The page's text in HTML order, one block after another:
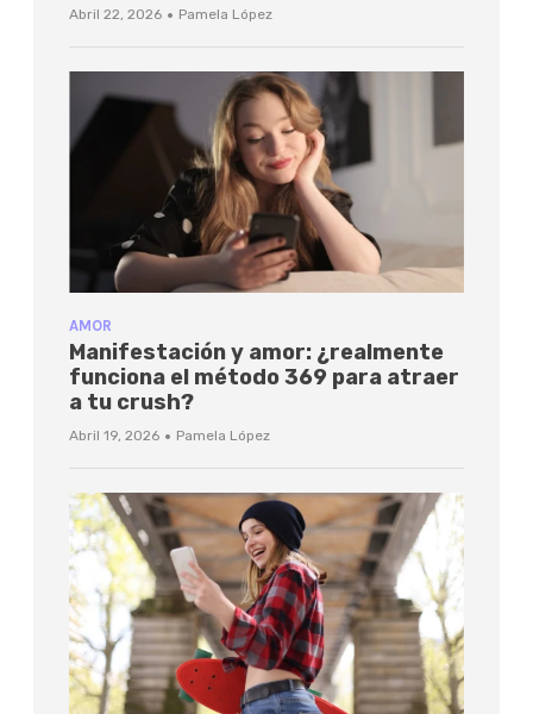
Abril 22, 2026 · Pamela López
AMOR
Manifestación y amor: ¿realmente
funciona el método 369 para atraer
a tu crush?
Abril 19, 2026 · Pamela López